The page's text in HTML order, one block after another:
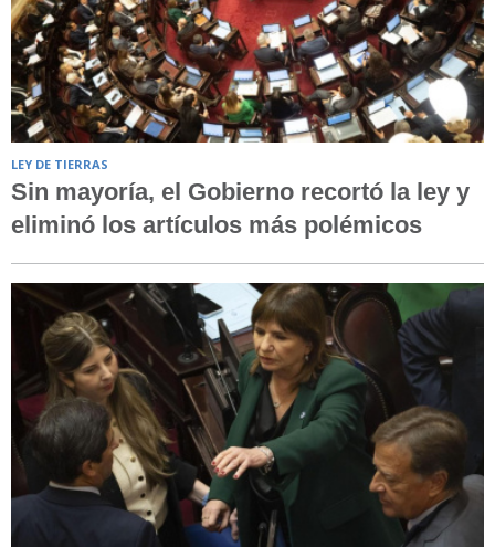
LEY DE TIERRAS
Sin mayoría, el Gobierno recortó la ley y
eliminó los artículos más polémicos